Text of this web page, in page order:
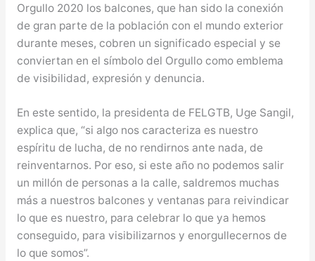
Orgullo 2020 los balcones, que han sido la conexión
de gran parte de la población con el mundo exterior
durante meses, cobren un significado especial y se
conviertan en el símbolo del Orgullo como emblema
de visibilidad, expresión y denuncia.
En este sentido, la presidenta de FELGTB, Uge Sangil,
explica que, “si algo nos caracteriza es nuestro
espíritu de lucha, de no rendirnos ante nada, de
reinventarnos. Por eso, si este año no podemos salir
un millón de personas a la calle, saldremos muchas
más a nuestros balcones y ventanas para reivindicar
lo que es nuestro, para celebrar lo que ya hemos
conseguido, para visibilizarnos y enorgullecernos de
lo que somos”.